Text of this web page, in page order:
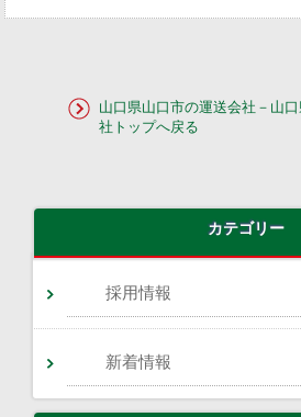
山口県山口市の運送会社－山
社トップへ戻る
カテゴリー
採用情報
新着情報